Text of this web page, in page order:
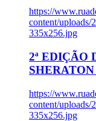
https://
content/uploads/
335x256.jpg
2ª EDIÇÃO
https://
content/uploads/
335x256.jpg